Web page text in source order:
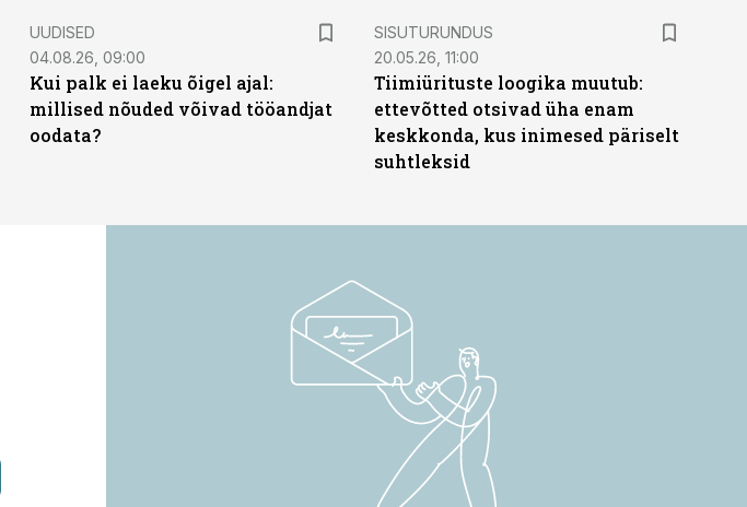
UUDISED
04.08.26, 09:00
Kui palk ei laeku õigel ajal:
millised nõuded võivad tööandjat
oodata?
ST
SISUTURUNDUS
20.05.26, 11:00
Tiimiürituste loogika muutub:
ettevõtted otsivad üha enam
keskkonda, kus inimesed päriselt
suhtleksid